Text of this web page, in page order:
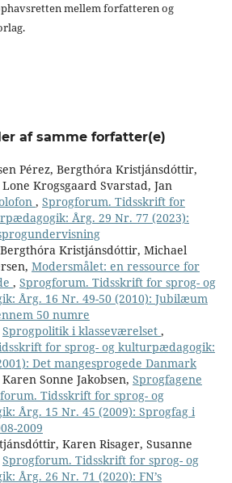
mellem forfatteren og
af samme forfatter(e)
Pérez, Bergthóra Kristjánsdóttir,
Krogsgaard Svarstad, Jan
, Sprogforum. Tidsskrift for
Årg. 29 Nr. 77 (2023):
Kristjánsdóttir, Michael
Modersmålet: en ressource for
, Sprogforum. Tidsskrift for sprog- og
Årg. 16 Nr. 49-50 (2010): Jubilæum
50 numre
Sprogpolitik i klasseværelset ,
for sprog- og kulturpædagogik:
Det mangesprogede Danmark
Sonne Jakobsen, Sprogfagene
Tidsskrift for sprog- og
Årg. 15 Nr. 45 (2009): Sprogfag i
2009
Karen Risager, Susanne
Sprogforum. Tidsskrift for sprog- og
Årg. 26 Nr. 71 (2020): FN’s